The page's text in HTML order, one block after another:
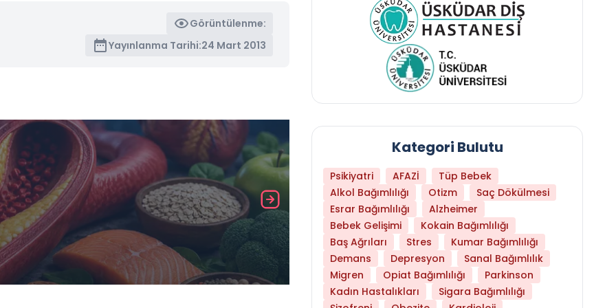
Görüntülenme:
Yayınlanma Tarihi:24 Mart 2013
Daha Az Protein Tüketmek Yaşlanmayı
Kategori Bulutu
Psikiyatri AFAZİ
Tüp Bebek
Alkol Bağımlılığı
Otizm
Saç Dökülmesi
Esrar Bağımlılığı
Alzheimer
Bebek Gelişimi
Kokain Bağımlılığı
Baş Ağrıları
Stres
Kumar Bağımlılığı
Demans
Depresyon
Sanal Bağımlılık
Migren
Opiat Bağımlılığı
Parkinson
Kadın Hastalıkları
Sigara Bağımlılığı